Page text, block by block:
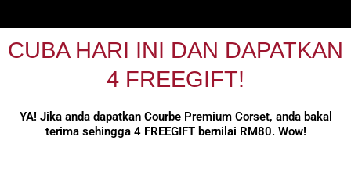
CUBA HARI INI DAN DAPATKAN
4 FREEGIFT!
YA! Jika anda dapatkan Courbe Premium Corset, anda bakal
terima sehingga 4 FREEGIFT bernilai RM80. Wow!